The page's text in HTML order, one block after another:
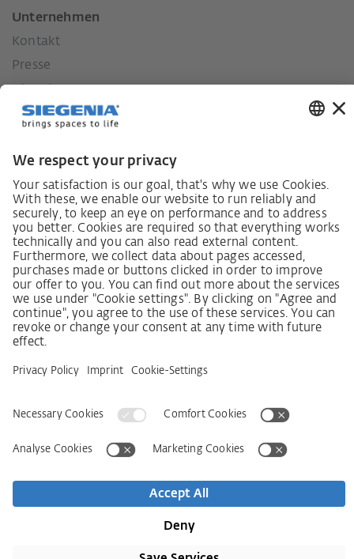
Unternehmen
Kontakt
Presse
Unsere Werte
Karriere
Lieferkettensorgfaltspflichtengesetz
Lieferantenkodex
LkSG-Merkblatt für Lieferanten
Grundsatzerklärung Menschenrechtsstrategie
Erklärung zur Barrierefreiheit